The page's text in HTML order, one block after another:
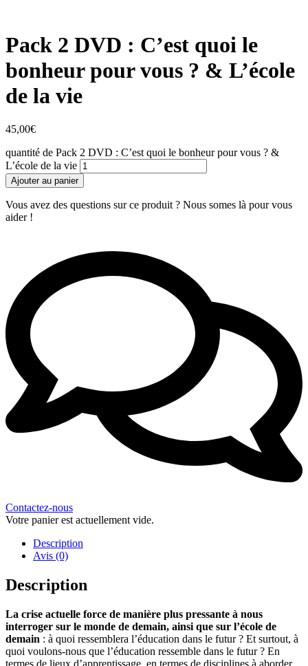
Pack 2 DVD : C’est quoi le
bonheur pour vous ? & L’école
de la vie
45,00€
quantité de Pack 2 DVD : C’est quoi le bonheur pour vous ? &
L’école de la vie
Ajouter au panier
Vous avez des questions sur ce produit ? Nous somes là pour vous
aider !
Contactez-nous
Votre panier est actuellement vide.
Description
Avis (0)
Description
La crise actuelle force de manière plus pressante à nous
interroger sur le monde de demain, ainsi que sur l’école de
demain : à quoi ressemblera l’éducation dans le futur ? Et surtout, à
quoi voulons-nous que l’éducation ressemble dans le futur ? En
termes de lieux d’apprentissage, en termes de disciplines à aborder,